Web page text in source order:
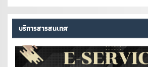
บริการสารสนเทศ